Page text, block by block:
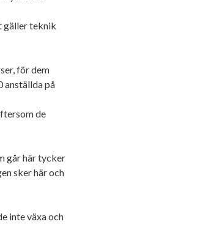
gäller teknik
för dem
anställda på
de
går här tycker
sker här och
inte växa och